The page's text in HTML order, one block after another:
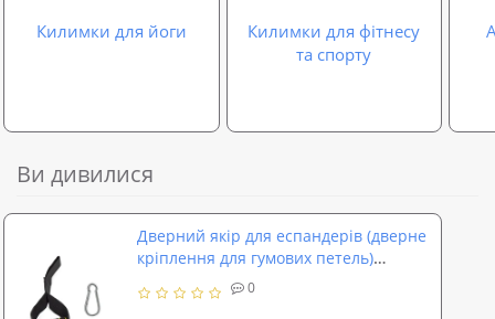
Килимки для йоги
Килимки для фітнесу
та спорту
Ви дивилися
Дверний якір для еспандерів (дверне
кріплення для гумових петель)
OSPORT (OF-0293)
0